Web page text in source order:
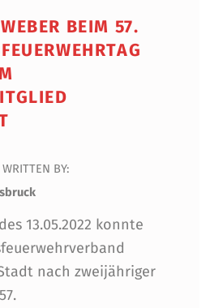
BEIM 57.
WRITTEN BY:
13.05.2022 konnte
nach zweijähriger